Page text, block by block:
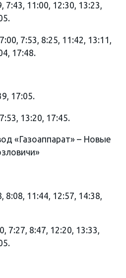
7:43, 11:00, 12:30, 13:23,
7:53, 8:25, 11:42, 13:11,
17:48.
17:05.
13:20, 17:45.
«Газоаппарат» – Новые
8:08, 11:44, 12:57, 14:38,
7:27, 8:47, 12:20, 13:33,